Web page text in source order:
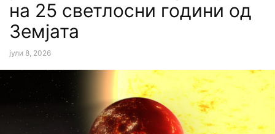
на 25 светлосни години од
Земјата
јули 8, 2026